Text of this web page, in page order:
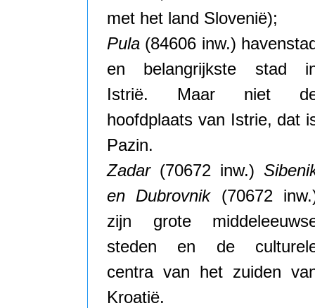
met het land Slovenië);
Pula (84606 inw.)
en belangrijkste stad
Istrië. Maar niet
hoofdplaats van Istrie, dat
Pazin.
Zadar(70672 inw.)
en Dubrovnik(70672
zijn grote
steden en de
centra van het zuiden
Kroatië.